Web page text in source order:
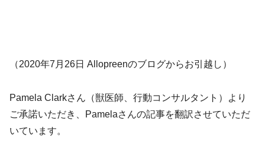
（2020年7月26日 Allopreenのブログからお引越し）
Pamela Clarkさん（獣医師、行動コンサルタント）より
ご承諾いただき、Pamelaさんの記事を翻訳させていただ
いています。